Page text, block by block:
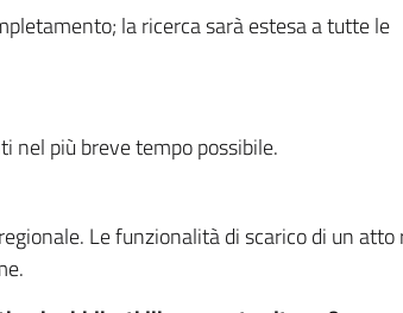
la ricerca sarà estesa a tutte le
nel più breve tempo possibile.
Le funzionalità di scarico di un